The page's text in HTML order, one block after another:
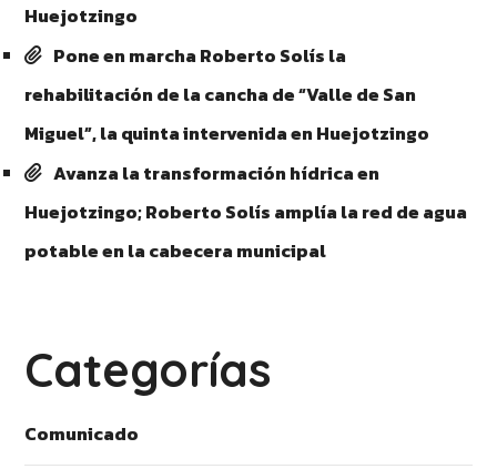
Huejotzingo
Pone en marcha Roberto Solís la
rehabilitación de la cancha de “Valle de San
Miguel”, la quinta intervenida en Huejotzingo
Avanza la transformación hídrica en
Huejotzingo; Roberto Solís amplía la red de agua
potable en la cabecera municipal
Categorías
Comunicado